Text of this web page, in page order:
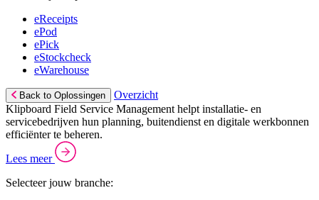
eReceipts
ePod
ePick
eStockcheck
eWarehouse
Back to Oplossingen
Overzicht
Klipboard Field Service Management helpt installatie- en
servicebedrijven hun planning, buitendienst en digitale werkbonnen
efficiënter te beheren.
Lees meer
Selecteer jouw branche: